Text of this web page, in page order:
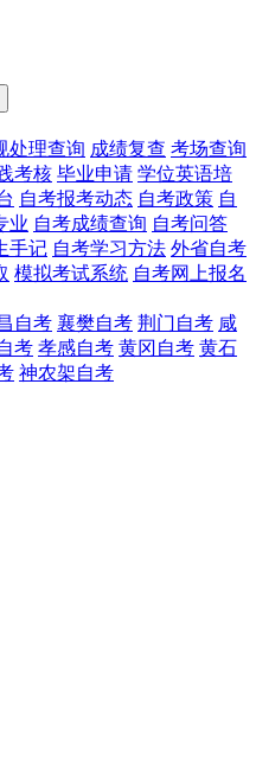
处理查询 成绩复查 考场查询
考核 毕业申请 学位英语培
自考报考动态 自考政策 自
业 自考成绩查询 自考问答
手记 自考学习方法 外省自考
模拟考试系统 自考网上报名
自考 襄樊自考 荆门自考 咸
考 孝感自考 黄冈自考 黄石
神农架自考